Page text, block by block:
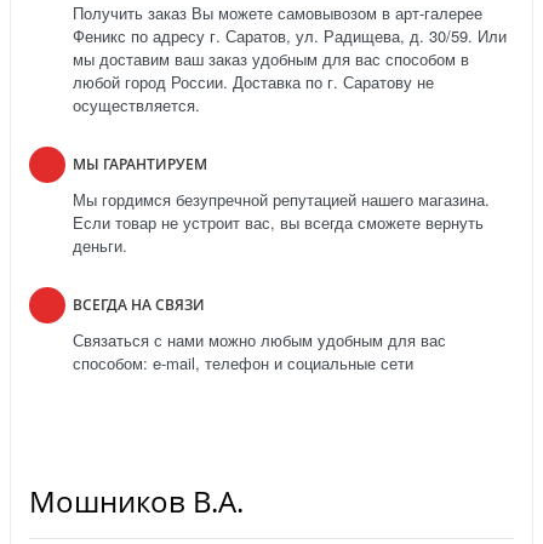
Получить заказ Вы можете самовывозом в арт-галерее
Феникс по адресу г. Саратов, ул. Радищева, д. 30/59. Или
мы доставим ваш заказ удобным для вас способом в
любой город России. Доставка по г. Саратову не
осуществляется.
МЫ ГАРАНТИРУЕМ
Мы гордимся безупречной репутацией нашего магазина.
Если товар не устроит вас, вы всегда сможете вернуть
деньги.
ВСЕГДА НА СВЯЗИ
Связаться с нами можно любым удобным для вас
способом: e-mail, телефон и социальные сети
Мошников В.А.